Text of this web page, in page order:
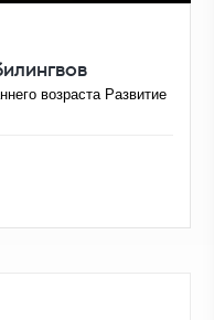
возраста Развитие